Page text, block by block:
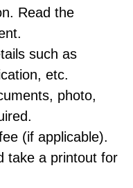
Read the
such as
etc.
photo,
(if applicable).
take a printout for